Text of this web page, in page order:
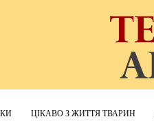
ЦІКАВО З ЖИТТЯ ТВАРИН